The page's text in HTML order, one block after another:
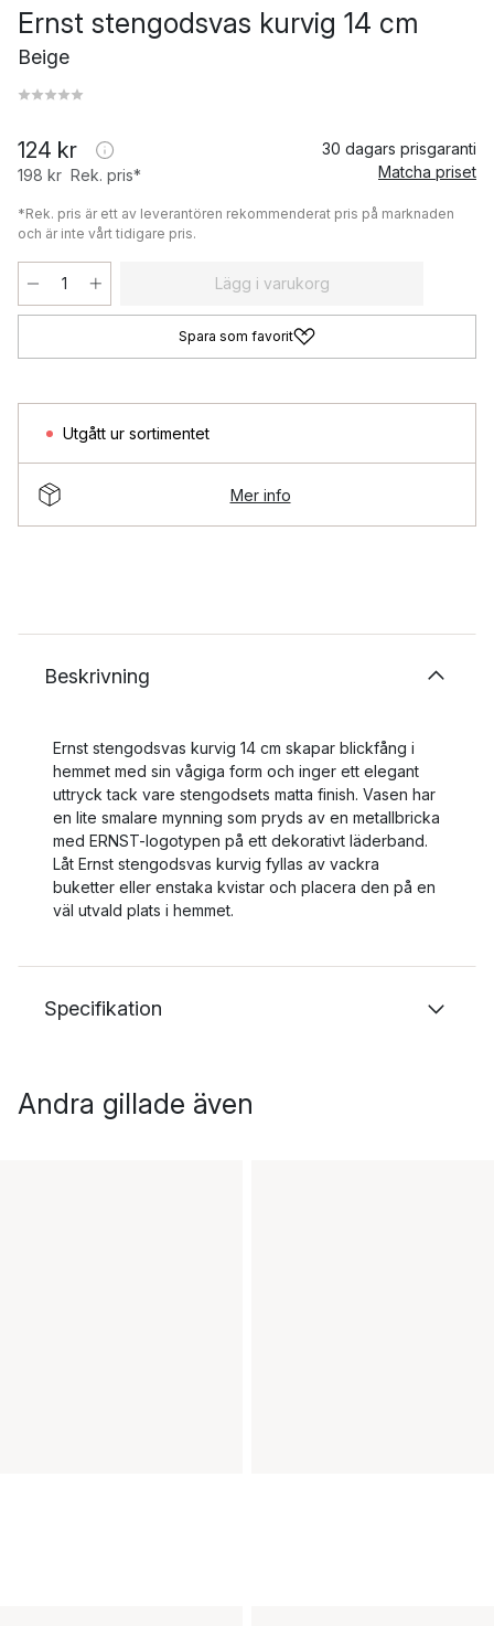
Ernst stengodsvas kurvig 14 cm
Beige
124 kr
198 kr Rek. pris*
30 dagars prisgaranti
Matcha priset
*Rek. pris är ett av leverantören rekommenderat pris på marknaden
och är inte vårt tidigare pris.
Lägg i varukorg
Spara som favorit
Utgått ur sortimentet
Mer info
Beskrivning
Ernst stengodsvas kurvig 14 cm skapar blickfång i
hemmet med sin vågiga form och inger ett elegant
uttryck tack vare stengodsets matta finish. Vasen har
en lite smalare mynning som pryds av en metallbricka
med ERNST-logotypen på ett dekorativt läderband.
Låt Ernst stengodsvas kurvig fyllas av vackra
buketter eller enstaka kvistar och placera den på en
väl utvald plats i hemmet.
Specifikation
Andra gillade även